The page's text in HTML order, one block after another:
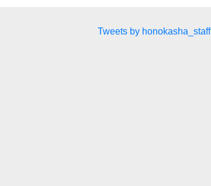
Tweets by honokasha_staff